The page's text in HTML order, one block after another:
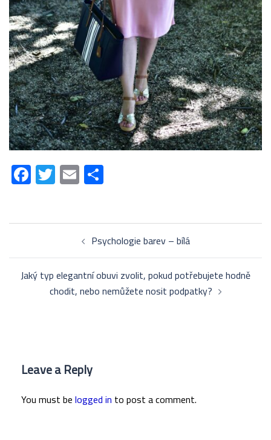
Facebook
Twitter
Email
Post
Psychologie barev – bílá
Jaký typ elegantní obuvi zvolit, pokud potřebujete hodně
chodit, nebo nemůžete nosit podpatky?
Leave a Reply
You must belogged in to post a comment.